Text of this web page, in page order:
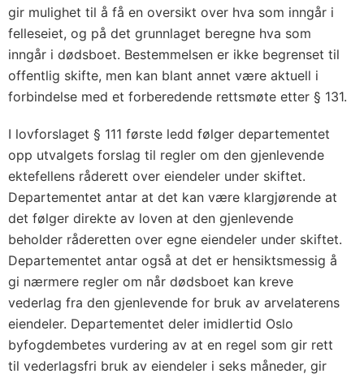
gir mulighet til å få en oversikt over hva som inngår i
felleseiet, og på det grunnlaget beregne hva som
inngår i dødsboet. Bestemmelsen er ikke begrenset til
offentlig skifte, men kan blant annet være aktuell i
forbindelse med et forberedende rettsmøte etter § 131.
I lovforslaget § 111 første ledd følger departementet
opp utvalgets forslag til regler om den gjenlevende
ektefellens råderett over eiendeler under skiftet.
Departementet antar at det kan være klargjørende at
det følger direkte av loven at den gjenlevende
beholder råderetten over egne eiendeler under skiftet.
Departementet antar også at det er hensiktsmessig å
gi nærmere regler om når dødsboet kan kreve
vederlag fra den gjenlevende for bruk av arvelaterens
eiendeler. Departementet deler imidlertid Oslo
byfogdembetes vurdering av at en regel som gir rett
til vederlagsfri bruk av eiendeler i seks måneder, gir